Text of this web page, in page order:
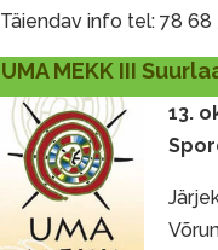
Täiendav info tel: 78 68
UMA MEKK III
13.